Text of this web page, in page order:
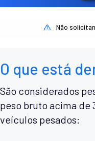
Não
O que está
São considerados
peso bruto acima de
veículos pesados: